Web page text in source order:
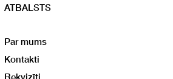
ATBALSTS
Par mums
Kontakti
Rekvizīti